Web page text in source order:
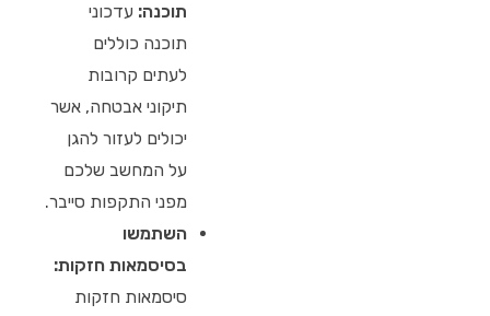
תוכנה: עדכוני
תוכנה כוללים
לעתים קרובות
תיקוני אבטחה, אשר
יכולים לעזור להגן
על המחשב שלכם
מפני התקפות סייבר.
השתמשו
בסיסמאות חזקות:
סיסמאות חזקות